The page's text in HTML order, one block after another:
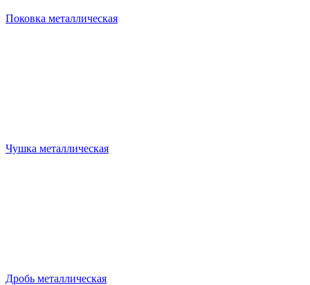
Поковка металлическая
Чушка металлическая
Дробь металлическая